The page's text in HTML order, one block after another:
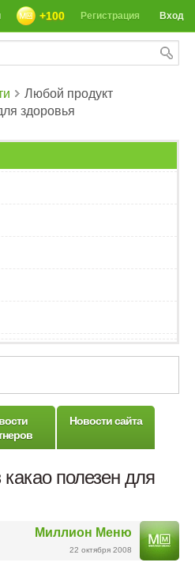
Вход
Регистрация
+100
Любой продукт
здоровья
Новости сайта
полезен для
Миллион Меню
22 октября 2008